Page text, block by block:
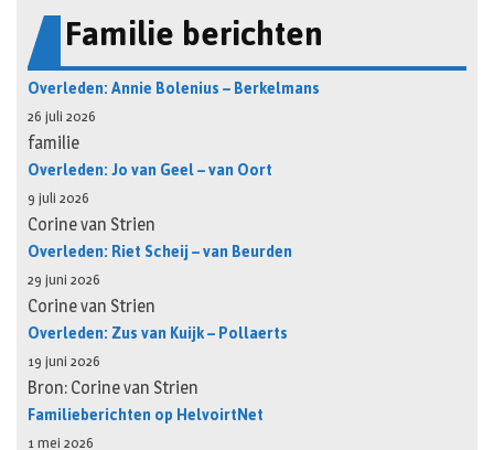
Familie berichten
Overleden: Annie Bolenius – Berkelmans
26 juli 2026
familie
Overleden: Jo van Geel – van Oort
9 juli 2026
Corine van Strien
Overleden: Riet Scheij – van Beurden
29 juni 2026
Corine van Strien
Overleden: Zus van Kuijk – Pollaerts
19 juni 2026
Bron: Corine van Strien
Familieberichten op HelvoirtNet
1 mei 2026